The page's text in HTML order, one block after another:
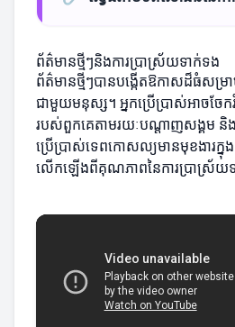
ព័ត៌មានថ្មីៗនិងការប្រាស្រ័យទាក់ទង
ព័ត៌មានថ្មីៗបានបង្កើតឱកាសដ៏ធំសម្រ
ជាមួយមនុស្ស។ អ្នកប្រើប្រាស់អាចច
របស់ពួកគេតាមរយៈបណ្ដាញសង្គម និង
ប្រើប្រាស់ទេពកោសល្យមានមុខងារក្នុ
លើកឡើងពីគុណភាពនៃការប្រាស្រ័យ